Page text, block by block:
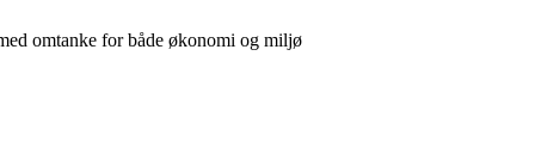
omtanke for både økonomi og miljø